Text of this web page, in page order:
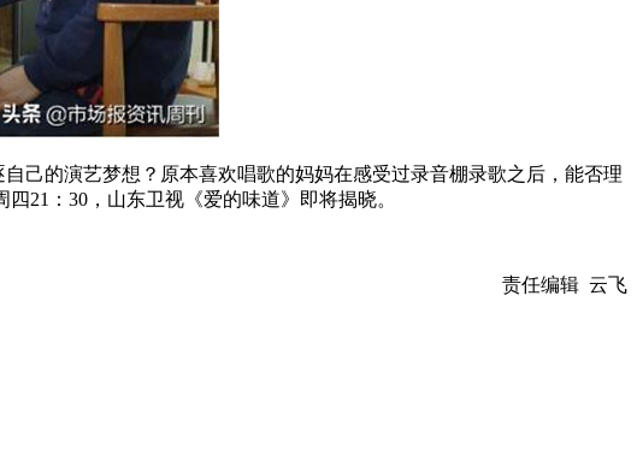
的演艺梦想？原本喜欢唱歌的妈妈在感受过录音棚录歌之后，能否理
21：30，山东卫视《爱的味道》即将揭晓。
责任编辑 云飞